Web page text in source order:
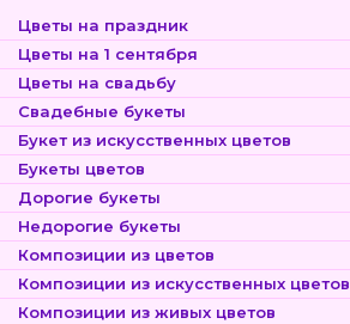
Цветы на праздник
Цветы на 1 сентября
Цветы на свадьбу
Свадебные букеты
Букет из искусственных цветов
Букеты цветов
Дорогие букеты
Недорогие букеты
Композиции из цветов
Композиции из искусственных цветов
Композиции из живых цветов